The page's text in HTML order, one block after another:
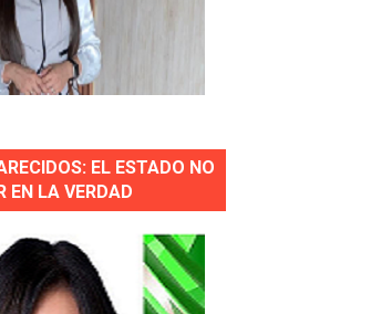
EL ESTADO NO
EN LA VERDAD